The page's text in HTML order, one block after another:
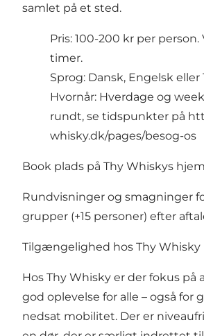
samlet på et sted.
Pris: 100-200 kr per person.
timer.
Sprog: Dansk, Engelsk eller
Hvornår: Hverdage og
rundt, se tidspunkter på
whisky.dk/pages/besog-os
Book plads på Thy Whiskys
Rundvisninger og smagninger
grupper (+15 personer) efter
Tilgængelighed hos Thy Whisky
Hos Thy Whisky er der fokus på
god oplevelse for alle – også for
nedsat mobilitet. Der er